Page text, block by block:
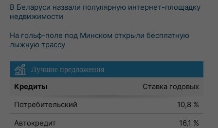
В Беларуси назвали популярную интернет-площадку
недвижимости
На гольф-поле под Минском открыли бесплатную
лыжную трассу
Лучшие предложения
Кредиты
Ставка годовых
Потребительский
10,8 %
Автокредит
16,1 %